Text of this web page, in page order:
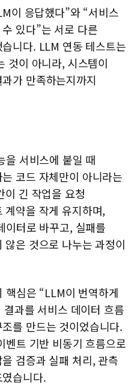
이 응답했다”와 “서비스
있다”는 서로 다른
니다. LLM 연동 테스트는
것이 아니라, 시스템이
가 만족하는지까지
을 서비스에 붙일 때
코드 자체만이 아니라는
이 긴 작업을 요청
계약을 작게 유지하며,
이터로 바꾸고, 실패를
은 것으로 나누는 과정이
핵심은 “LLM이 번역하게
과를 서비스 데이터 흐름
를 만드는 것이었습니다.
벤트 기반 비동기 흐름으로
검증과 실패 처리, 관측
습니다.